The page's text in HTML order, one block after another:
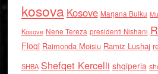
kosova Kosove Marjana Bulku
Kosove Nene Tereza presidenti Nishani
Floqi Raimonda Moisiu Ramiz Lushaj
SHBA Shefqet Kercelli shqiperia